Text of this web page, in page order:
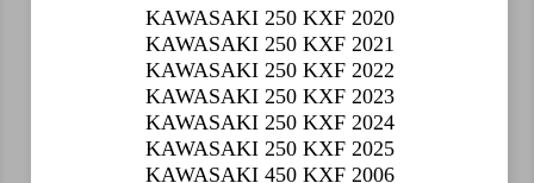
KAWASAKI 250 KXF 2020
KAWASAKI 250 KXF 2021
KAWASAKI 250 KXF 2022
KAWASAKI 250 KXF 2023
KAWASAKI 250 KXF 2024
KAWASAKI 250 KXF 2025
KAWASAKI 450 KXF 2006